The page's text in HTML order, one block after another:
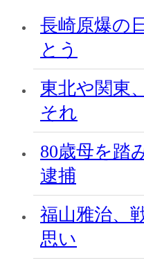
長崎原爆の
とう
東北や関東
それ
80歳母を踏
逮捕
福山雅治、
思い